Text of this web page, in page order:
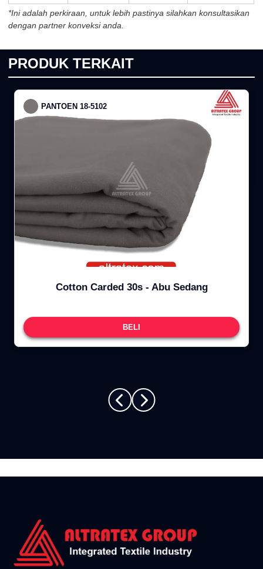
*Ini adalah perkiraan, untuk lebih pastinya silahkan konsultasikan
dengan partner konveksi anda.
PRODUK TERKAIT
PANTOEN 18-5102
Cotton Carded 30s - Abu Sedang
BELI